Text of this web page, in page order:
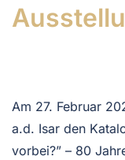
Am 27. Februar
a.d. Isar den
vorbei?” – 80